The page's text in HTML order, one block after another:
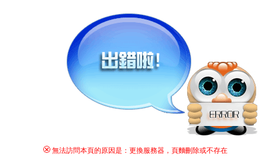
無法訪問本頁的原因是：更換服務器，頁麵刪除或不存在